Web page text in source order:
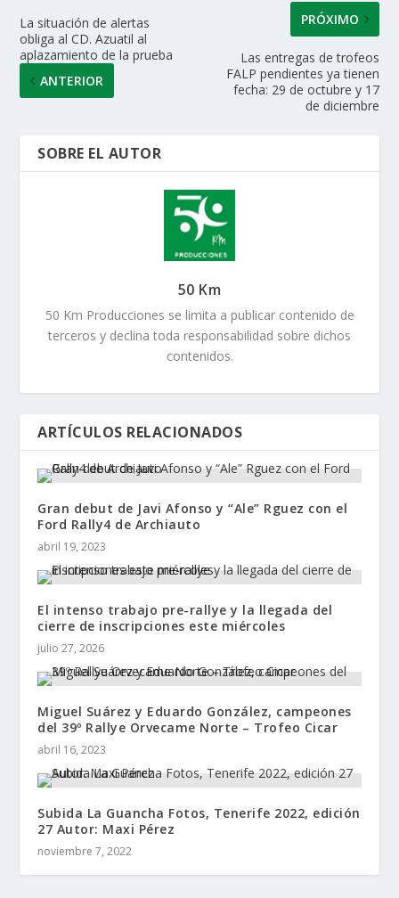
La situación de alertas
obliga al CD. Azuatil al
aplazamiento de la prueba
ANTERIOR
PRÓXIMO
Las entregas de trofeos
FALP pendientes ya tienen
fecha: 29 de octubre y 17
de diciembre
SOBRE EL AUTOR
50 Km
50 Km Producciones se limita a publicar contenido de
terceros y declina toda responsabilidad sobre dichos
contenidos.
ARTÍCULOS RELACIONADOS
Gran debut de Javi Afonso y “Ale” Rguez con el
Ford Rally4 de Archiauto
abril 19, 2023
El intenso trabajo pre-rallye y la llegada del
cierre de inscripciones este miércoles
julio 27, 2026
Miguel Suárez y Eduardo González, campeones
del 39º Rallye Orvecame Norte – Trofeo Cicar
abril 16, 2023
Subida La Guancha Fotos, Tenerife 2022, edición
27 Autor: Maxi Pérez
noviembre 7, 2022